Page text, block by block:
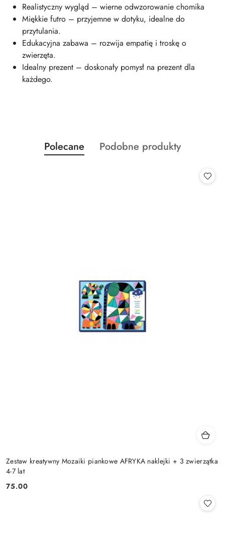
Realistyczny wygląd – wierne odwzorowanie chomika
Miękkie futro – przyjemne w dotyku, idealne do
przytulania.
Edukacyjna zabawa – rozwija empatię i troskę o
zwierzęta.
Idealny prezent – doskonały pomysł na prezent dla
każdego.
Pomiń karuzelę produktów
Produkty
o
Polecane
Produkty
Podobne produkty
Zestaw kreatywny Mozaiki piankowe AFRYKA naklejki + 3 zwierzątka
4-7 lat
Cena:
75.00